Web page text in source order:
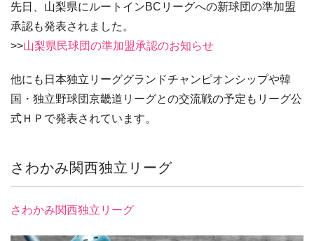
先日、山梨県にルートインBCリーグへの新球団の準加盟
承認も発表されました。
>>山梨県民球団の準加盟承認のお知らせ
他にも日本独立リーググランドチャンピオンシップや韓
国・独立野球団京畿道リーグとの交流戦の予定もリーグ公
式ＨＰで発表されています。
さわかみ関西独立リーグ
さわかみ関西独立リーグ